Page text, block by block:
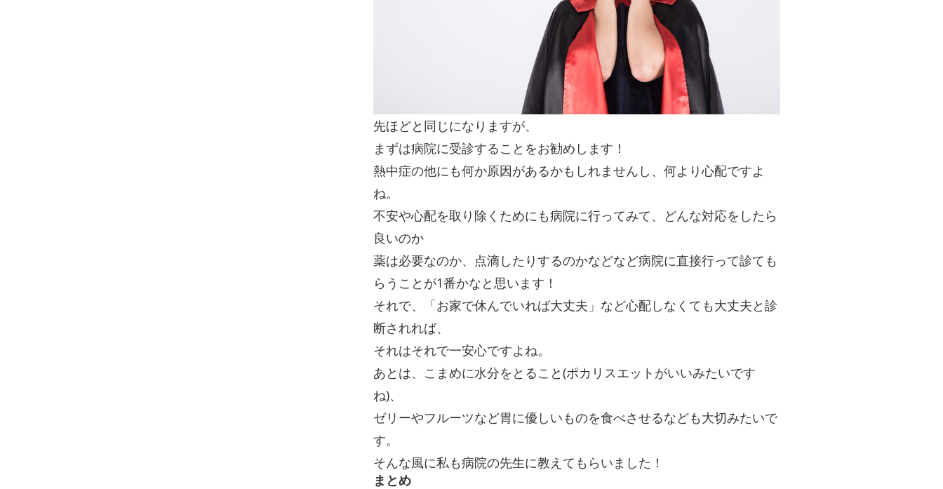
先ほどと同じになりますが、
まずは病院に受診することをお勧めします！
熱中症の他にも何か原因があるかもしれませんし、何より心配ですよ
ね。
不安や心配を取り除くためにも病院に行ってみて、どんな対応をしたら
良いのか
薬は必要なのか、点滴したりするのかなどなど病院に直接行って診ても
らうことが1番かなと思います！
それで、「お家で休んでいれば大丈夫」など心配しなくても大丈夫と診
断されれば、
それはそれで一安心ですよね。
あとは、こまめに水分をとること(ポカリスエットがいいみたいです
ね)、
ゼリーやフルーツなど胃に優しいものを食べさせるなども大切みたいで
す。
そんな風に私も病院の先生に教えてもらいました！
まとめ